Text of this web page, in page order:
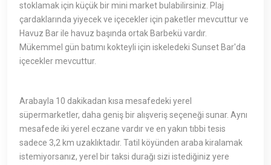
stoklamak için küçük bir mini market bulabilirsiniz. Plaj
çardaklarında yiyecek ve içecekler için paketler mevcuttur ve
Havuz Bar ile havuz başında ortak Barbekü vardır.
Mükemmel gün batımı kokteyli için iskeledeki Sunset Bar'da
içecekler mevcuttur.
Arabayla 10 dakikadan kısa mesafedeki yerel
süpermarketler, daha geniş bir alışveriş seçeneği sunar. Aynı
mesafede iki yerel eczane vardır ve en yakın tıbbi tesis
sadece 3,2 km uzaklıktadır. Tatil köyünden araba kiralamak
istemiyorsanız, yerel bir taksi durağı sizi istediğiniz yere